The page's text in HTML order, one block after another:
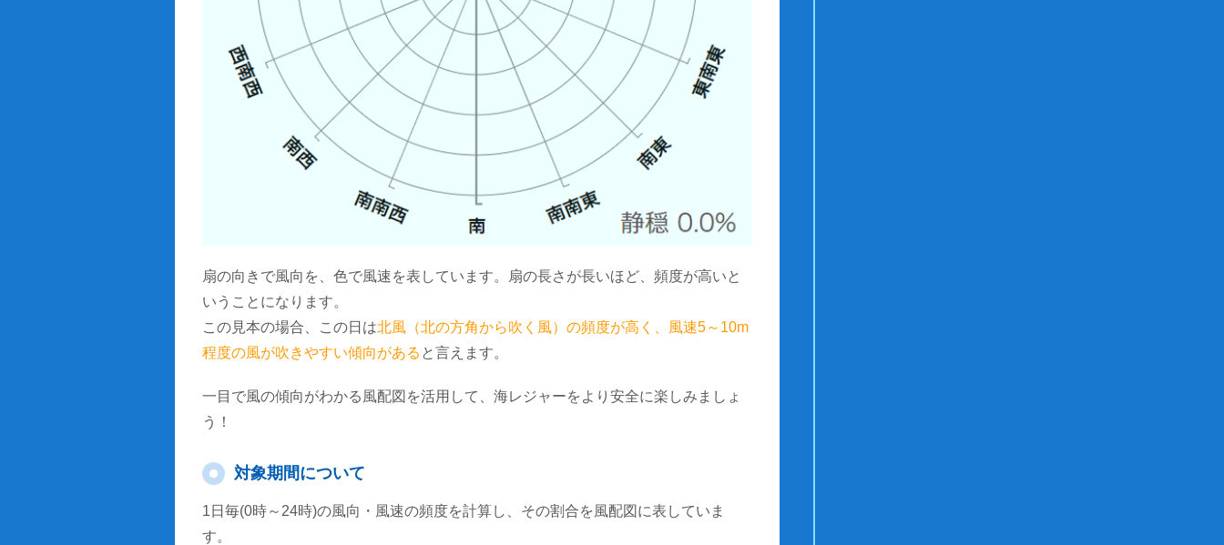
扇の向きで風向を、色で風速を表しています。扇の長さが長いほど、頻度が高いと
いうことになります。
この見本の場合、この日は北風（北の方角から吹く風）の頻度が高く、風速5～10m
程度の風が吹きやすい傾向がある と言えます。
一目で風の傾向がわかる風配図を活用して、海レジャーをより安全に楽しみましょ
う！
対象期間について
1日毎(0時～24時)の風向・風速の頻度を計算し、その割合を風配図に表していま
す。